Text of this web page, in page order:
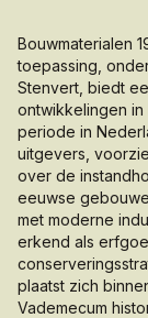
Bouwmaterialen
toepassing ,
Stenvert, biedt
ontwikkelingen
periode in
uitgevers,
over de
eeuwse
met moderne
erkend als
plaatst zich
Vademecum